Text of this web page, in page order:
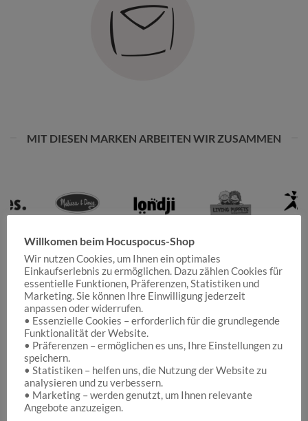
MIT DIESEN MARKEN ARBEITEN WIR ZUSAMMEN
Hocuspocus – Ihr Onlineshop für die schönen
Dinge des Lebens
Hocuspocus ist die richtige Anlaufstelle für Dich,
wenn Du auf der Suche nach schönen
Willkomen beim Hocuspocus-Shop
Wir nutzen Cookies, um Ihnen ein optimales
Einkaufserlebnis zu ermöglichen. Dazu zählen Cookies für
essentielle Funktionen, Präferenzen, Statistiken und
Marketing. Sie können Ihre Einwilligung jederzeit
anpassen oder widerrufen.
• Essenzielle Cookies – erforderlich für die grundlegende
Funktionalität der Website.
• Präferenzen – ermöglichen es uns, Ihre Einstellungen zu
speichern.
• Statistiken – helfen uns, die Nutzung der Website zu
analysieren und zu verbessern.
• Marketing – werden genutzt, um Ihnen relevante
Angebote anzuzeigen.